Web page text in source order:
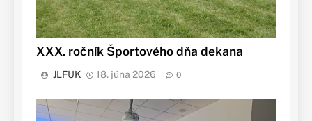
XXX. ročník Športového dňa dekana
JLFUK 18. júna 2026 0